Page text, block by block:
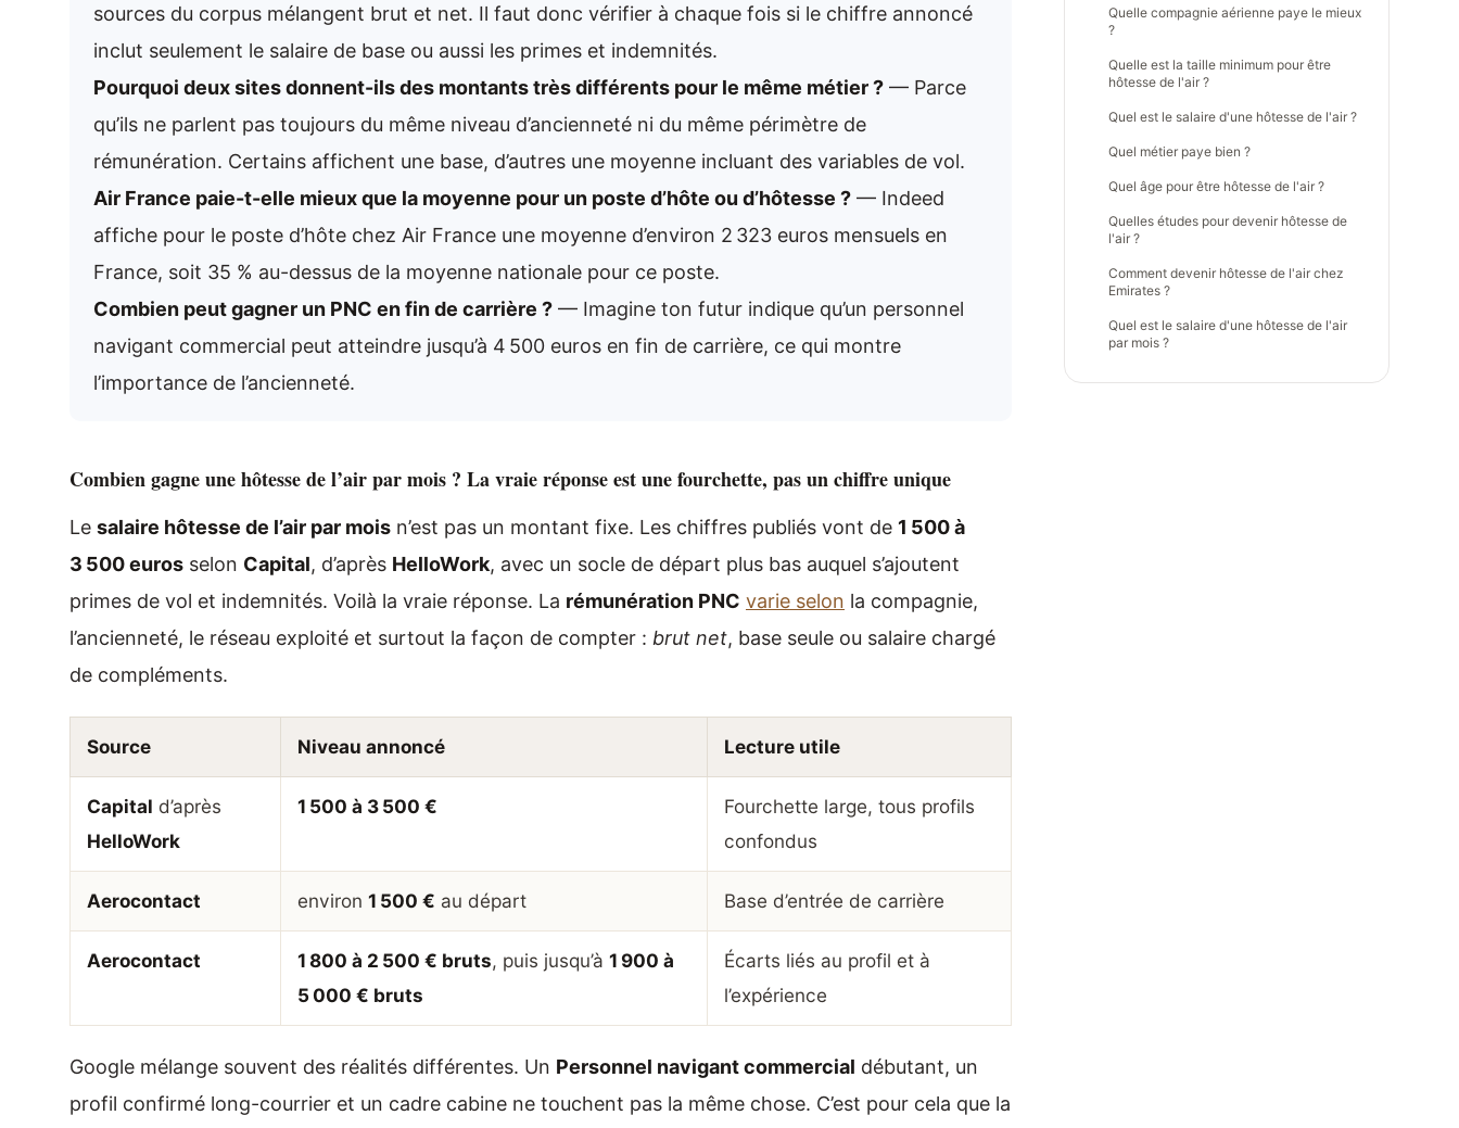
sources du corpus mélangent brut et net. Il faut donc vérifier à chaque fois si le chiffre annoncé
inclut seulement le salaire de base ou aussi les primes et indemnités.
Pourquoi deux sites donnent-ils des montants très différents pour le même métier ? — Parce
qu’ils ne parlent pas toujours du même niveau d’ancienneté ni du même périmètre de
rémunération. Certains affichent une base, d’autres une moyenne incluant des variables de vol.
Air France paie-t-elle mieux que la moyenne pour un poste d’hôte ou d’hôtesse ? — Indeed
affiche pour le poste d’hôte chez Air France une moyenne d’environ 2 323 euros mensuels en
France, soit 35 % au-dessus de la moyenne nationale pour ce poste.
Combien peut gagner un PNC en fin de carrière ? — Imagine ton futur indique qu’un personnel
navigant commercial peut atteindre jusqu’à 4 500 euros en fin de carrière, ce qui montre
l’importance de l’ancienneté.
Combien gagne une hôtesse de l’air par mois ? La vraie réponse est une fourchette, pas un chiffre unique
Le salaire hôtesse de l’air par mois n’est pas un montant fixe. Les chiffres publiés vont de 1 500 à
3 500 euros selon Capital, d’après HelloWork, avec un socle de départ plus bas auquel s’ajoutent
primes de vol et indemnités. Voilà la vraie réponse. La rémunération PNC varie selon la compagnie,
l’ancienneté, le réseau exploité et surtout la façon de compter : brut net, base seule ou salaire chargé
de compléments.
Source Niveau annoncé Lecture utile
Capital d’après
HelloWork
1 500 à 3 500 €
Fourchette large, tous profils
confondus
Aerocontact environ 1 500 € au départ Base d’entrée de carrière
Aerocontact 1 800 à 2 500 € bruts, puis jusqu’à 1 900 à
5 000 € bruts
Écarts liés au profil et à
l’expérience
Google mélange souvent des réalités différentes. Un Personnel navigant commercial débutant, un
profil confirmé long-courrier et un cadre cabine ne touchent pas la même chose. C’est pour cela que la
Quelle compagnie aérienne paye le mieux
?
Quelle est la taille minimum pour être
hôtesse de l'air ?
Quel est le salaire d'une hôtesse de l'air ?
Quel métier paye bien ?
Quel âge pour être hôtesse de l'air ?
Quelles études pour devenir hôtesse de
l'air ?
Comment devenir hôtesse de l'air chez
Emirates ?
Quel est le salaire d'une hôtesse de l'air
par mois ?